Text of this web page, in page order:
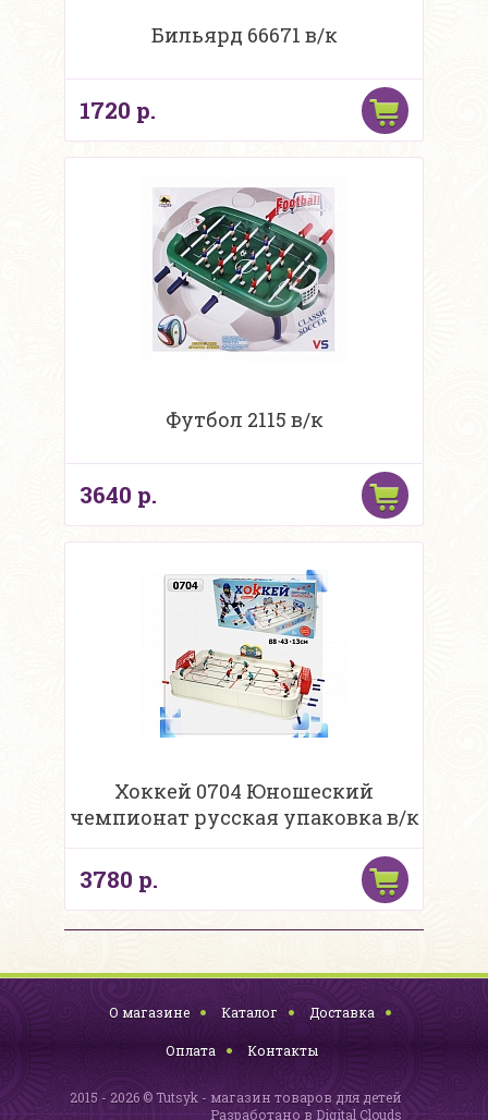
Бильярд 66671 в/к
1720 р.
Футбол 2115 в/к
3640 р.
Хоккей 0704 Юношеский
чемпионат русская упаковка в/к
3780 р.
О магазине Каталог Доставка
Оплата Контакты
2015 - 2026 © Tutsyk - магазин товаров для детей
Разработано в Digital Clouds